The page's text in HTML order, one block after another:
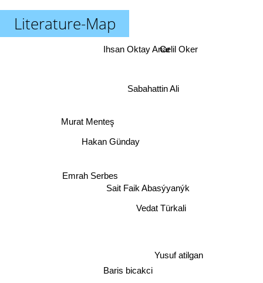
Literature-Map
Baris bicakci
Vedat Türkali
Yusuf atilgan
Sait Faik Abasýyanýk
Hakan Günday
Emrah Serbes
Celil Oker
Murat Menteş
Sabahattin Ali
Ihsan Oktay Anar